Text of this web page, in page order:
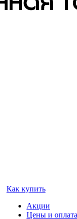
Как купить
Акции
Цены и оплата